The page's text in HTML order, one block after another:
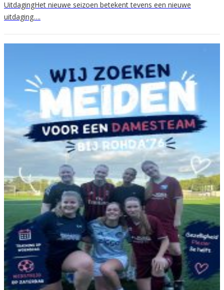
UitdagingHet nieuwe seizoen betekent tevens een nieuwe
uitdaging….